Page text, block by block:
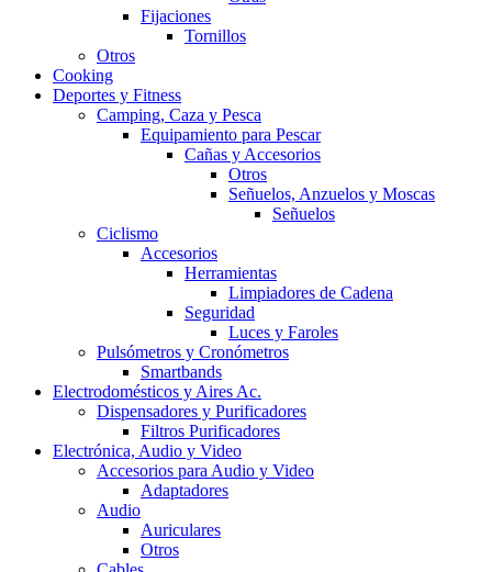
Fijaciones
Tornillos
Otros
Cooking
Deportes y Fitness
Camping, Caza y Pesca
Equipamiento para Pescar
Cañas y Accesorios
Otros
Señuelos, Anzuelos y Moscas
Señuelos
Ciclismo
Accesorios
Herramientas
Limpiadores de Cadena
Seguridad
Luces y Faroles
Pulsómetros y Cronómetros
Smartbands
Electrodomésticos y Aires Ac.
Dispensadores y Purificadores
Filtros Purificadores
Electrónica, Audio y Video
Accesorios para Audio y Video
Adaptadores
Audio
Auriculares
Otros